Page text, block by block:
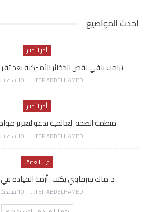
احدث المواضيع
أخر الأخبار
ترامب ينفي نقص الذخائر الأميركية بعد
AWATEF ABDELHAMED 10 ساعات منذ
أخر الأخبار
منظمة الصحة العالمية تدعو لتعزيز
AWATEF ABDELHAMED 10 ساعات منذ
في العمق
د. ماك شرقاوي يكتب : أزمة القيادة في
AWATEF ABDELHAMED 10 ساعات منذ